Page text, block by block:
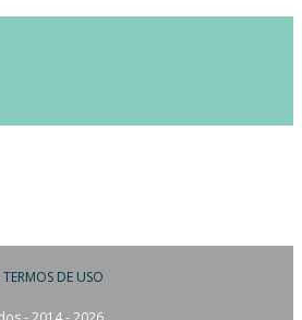
TERMOS DE USO